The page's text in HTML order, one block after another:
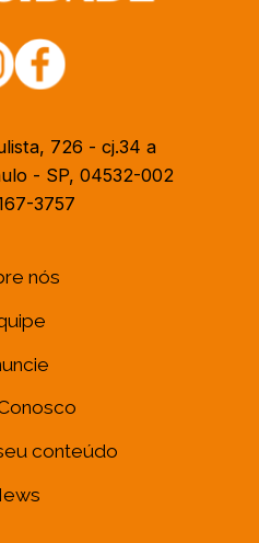
726 - cj.34 a
- SP, 04532-002
3757
nós
conteúdo